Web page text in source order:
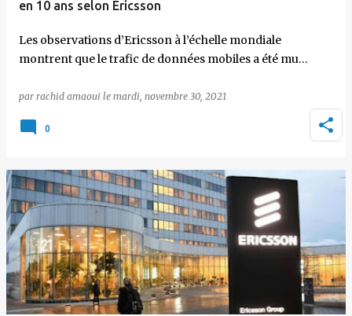
en 10 ans selon Ericsson
Les observations d’Ericsson à l’échelle mondiale
montrent que le trafic de données mobiles a été mu…
par rachid amaoui le mardi, novembre 30, 2021
0